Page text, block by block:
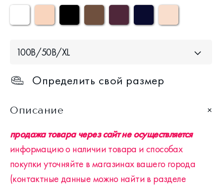
100B/50B/XL
Определить свой размер
Описание
продажа товара через сайт не осуществляется
информацию о наличии товара и способах
покупки уточняйте в магазинах вашего города
(контактные данные можно найти в разделе